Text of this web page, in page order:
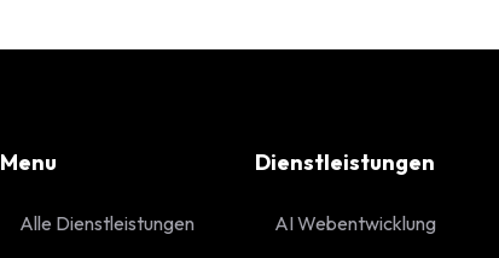
Menu
Alle Dienstleistungen
Dienstleistungen
AI Webentwicklung